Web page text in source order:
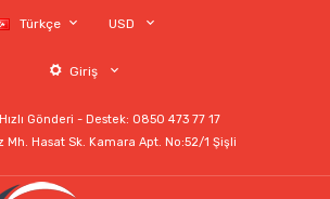
Türkçe USD
Giriş
Gönderi - Destek: 0850 473 77 17
Mh. Hasat Sk. Kamara Apt. No:52/1 Şişli